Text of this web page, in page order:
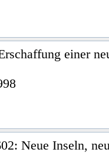
einer
Neue Inseln,